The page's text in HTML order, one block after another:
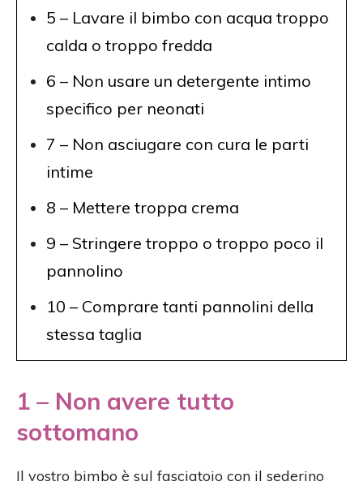
5 – Lavare il bimbo con acqua troppo
calda o troppo fredda
6 – Non usare un detergente intimo
specifico per neonati
7 – Non asciugare con cura le parti
intime
8 – Mettere troppa crema
9 – Stringere troppo o troppo poco il
pannolino
10 – Comprare tanti pannolini della
stessa taglia
1 – Non avere tutto
sottomano
Il vostro bimbo è sul fasciatoio con il sederino